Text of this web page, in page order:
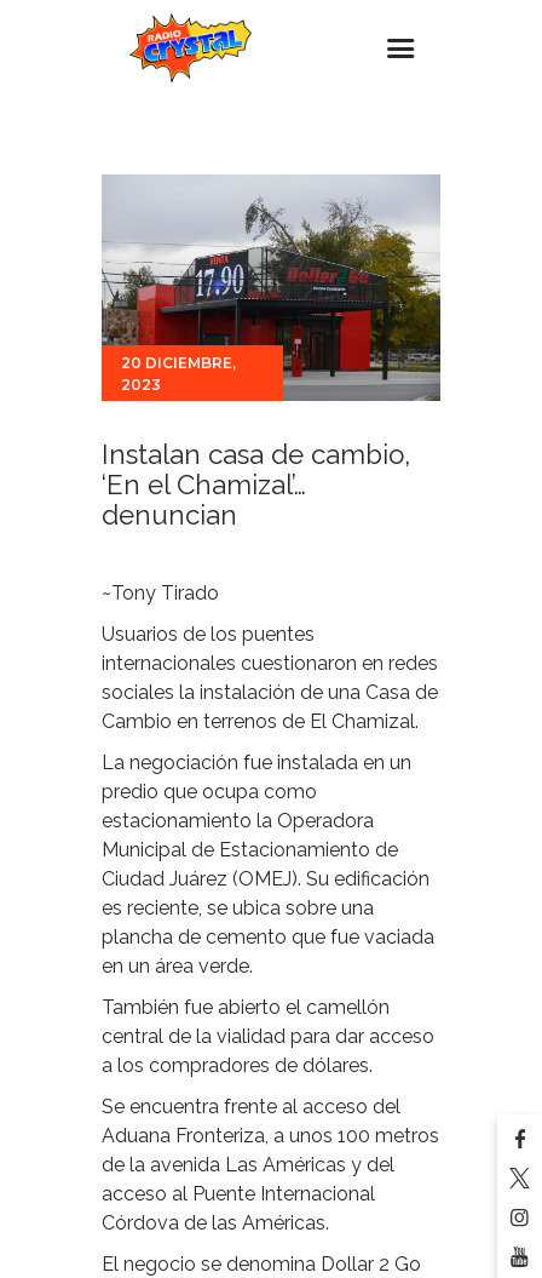
Eventos
Promociones
Noticias
Para ti
Contacto
20 DICIEMBRE,
2023
Instalan casa de cambio,
‘En el Chamizal’…
denuncian
~Tony Tirado
Usuarios de los puentes
internacionales cuestionaron en redes
sociales la instalación de una Casa de
Cambio en terrenos de El Chamizal.
La negociación fue instalada en un
predio que ocupa como
estacionamiento la Operadora
Municipal de Estacionamiento de
Ciudad Juárez (OMEJ). Su edificación
es reciente, se ubica sobre una
plancha de cemento que fue vaciada
en un área verde.
También fue abierto el camellón
central de la vialidad para dar acceso
a los compradores de dólares.
Se encuentra frente al acceso del
Aduana Fronteriza, a unos 100 metros
de la avenida Las Américas y del
acceso al Puente Internacional
Córdova de las Américas.
El negocio se denomina Dollar 2 Go